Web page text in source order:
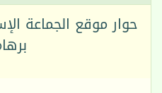
حوار موقع الجماعة